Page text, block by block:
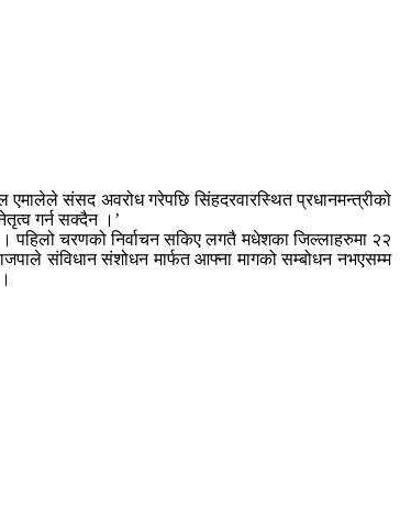
एमालेले संसद अवरोध गरेपछि सिंहदरवारस्थित प्रधानमन्त्रीको
गर्न सक्दैन ।’
पहिलो चरणको निर्वाचन सकिए लगतै मधेशका जिल्लाहरुमा २२
संविधान संशोधन मार्फत आफ्ना मागको सम्बोधन नभएसम्म